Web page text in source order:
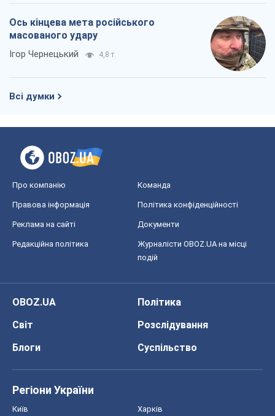
Ось кінцева мета російського
масованого удару
Ігор Чернецький 4,8 т.
Всі думки
Про компанію Команда
Правова інформація Політика конфіденційності
Реклама на сайті Документи
Редакційна політика
Журналісти OBOZ.UA на місці
подій
OBOZ.UA
Політика
Світ
Розслідування
Блоги
Суспільство
Регіони України
Київ Харків